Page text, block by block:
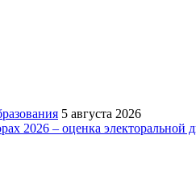
5 августа 2026
2026 – оценка электоральной